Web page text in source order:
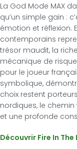
La God Mode MAX
qu’un simple gain :
émotion et réflexion.
contemporains
trésor maudit, la
mécanique de
pour le joueur
symbolique,
choix restent
nordiques, le
et une profonde
Découvrir Fire In